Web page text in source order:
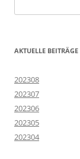
nach:
AKTUELLE BEITRÄGE
202308
202307
202306
202305
202304